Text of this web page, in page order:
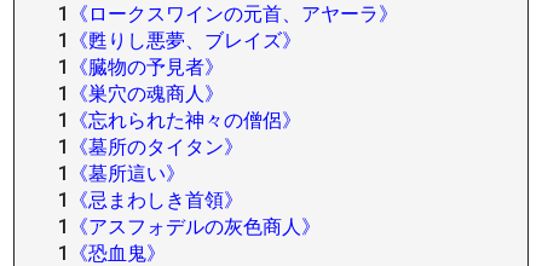
1
《ロークスワインの元首、アヤーラ》
1
《甦りし悪夢、ブレイズ》
1
《臓物の予見者》
1
《巣穴の魂商人》
1
《忘れられた神々の僧侶》
1
《墓所のタイタン》
1
《墓所這い》
1
《忌まわしき首領》
1
《アスフォデルの灰色商人》
1
《恐血鬼》